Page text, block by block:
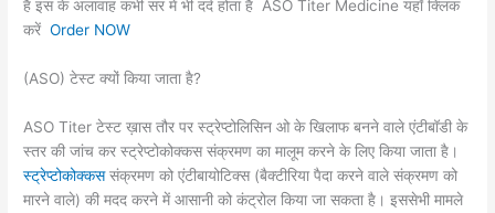
है इस के अलावाह कभी सर में भी दर्द होता है ASO Titer Medicine यहाँ क्लिक
करेंOrder NOW
(ASO) टेस्‍ट क्यों किया जाता है?
ASO Titer टेस्‍ट ख़ास तौर पर स्ट्रेप्टोलिसिन ओ के खिलाफ बनने वाले एंटीबॉडी के
स्तर की जांच कर स्ट्रेप्टोकोक्कस संक्रमण का मालूम करने के लिए किया जाता है।
स्ट्रेप्टोकोक्कससंक्रमण को एंटीबायोटिक्‍स (बैक्‍टीरिया पैदा करने वाले संक्रमण को
मारने वाले) की मदद करने में आसानी को कंट्रोल किया जा सकता है। इससेभी मामले